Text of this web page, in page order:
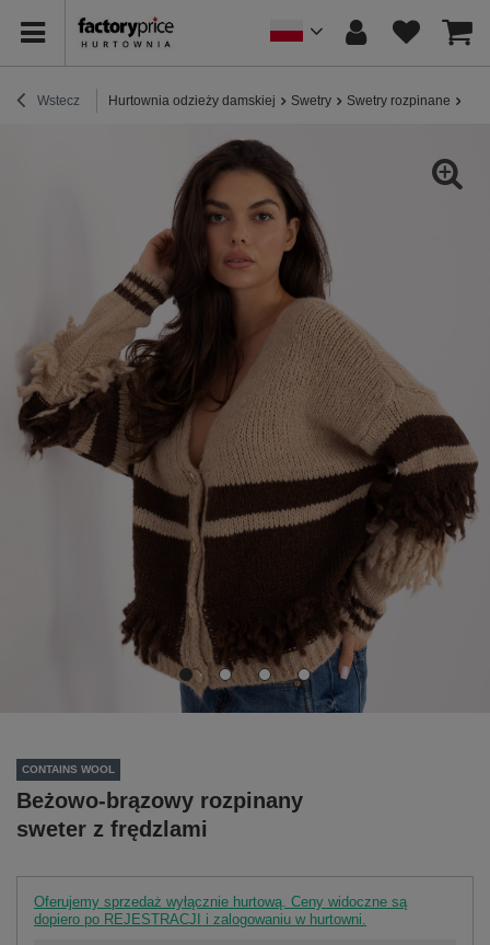
Wstecz Hurtownia odzieży damskiej Swetry Swetry rozpinane
CONTAINS WOOL
Beżowo-brązowy rozpinany
sweter z frędzlami
Oferujemy sprzedaż wyłącznie hurtową. Ceny widoczne są
dopiero po REJESTRACJI i zalogowaniu w hurtowni.